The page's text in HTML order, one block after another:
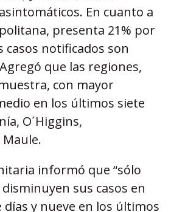
En cuanto a
presenta 21% por
casos notificados son
que las regiones,
con mayor
en los últimos siete
O´Higgins,
informó que “sólo
sus casos en
y nueve en los últimos